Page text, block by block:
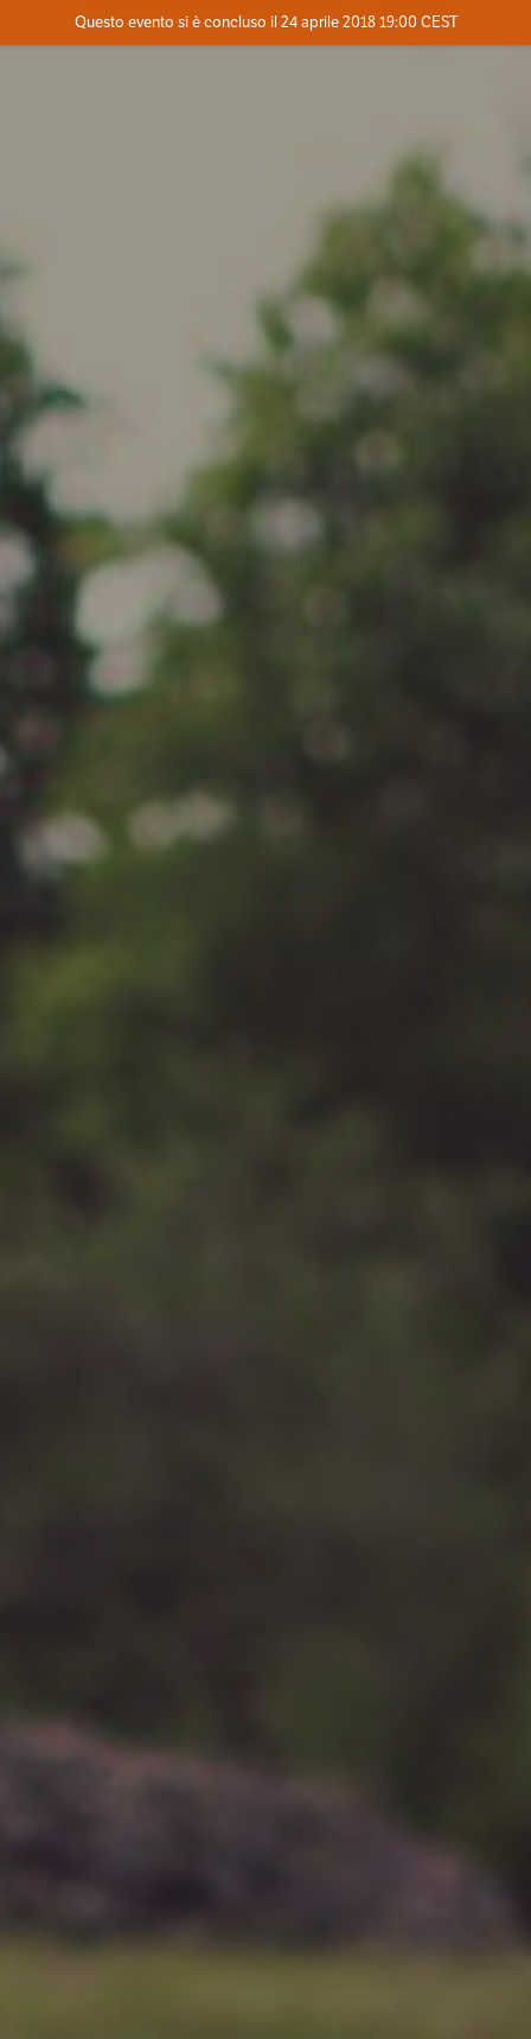
Dove
Questo evento si è concluso il 24 aprile 2018 19:00 CEST